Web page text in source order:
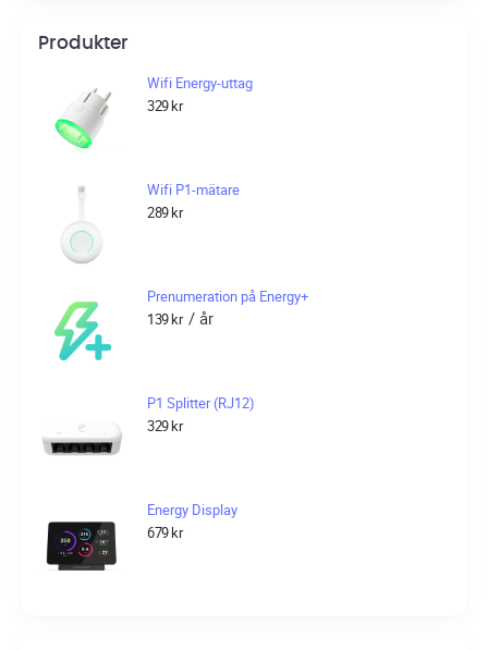
Produkter
Wifi Energy-uttag
329kr
Wifi P1-mätare
289kr
Prenumeration på Energy+
139kr / år
P1 Splitter (RJ12)
329kr
Energy Display
679kr